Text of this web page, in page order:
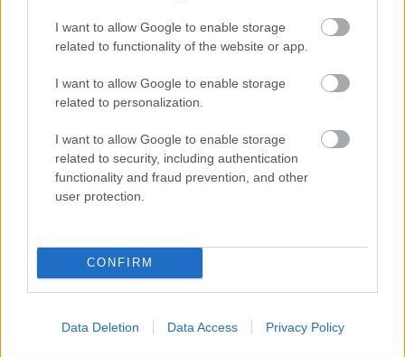
I want to allow Google to enable storage
related to functionality of the website or app.
I want to allow Google to enable storage
related to personalization.
I want to allow Google to enable storage
related to security, including authentication
functionality and fraud prevention, and other
user protection.
CONFIRM
Data Deletion Data Access Privacy Policy
Látlelet a hazai víziközművekről?
Egyetlen, fél évszázados vezetéken
Épített öröksége megújításával is készül
Mohács a csata ötszázadik
évfordulójára
HÍRLEVÉL